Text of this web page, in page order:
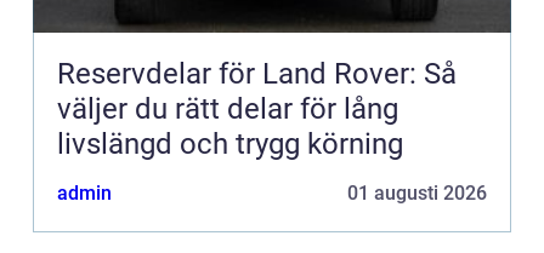
Reservdelar för Land Rover: Så
väljer du rätt delar för lång
livslängd och trygg körning
admin 01 augusti 2026